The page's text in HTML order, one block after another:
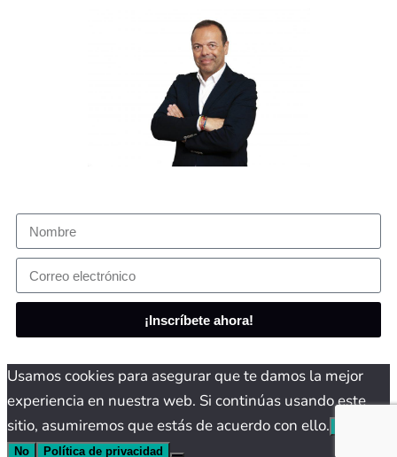
¡Inscríbete ahora!
Usamos cookies para asegurar que te damos la mejor
experiencia en nuestra web. Si continúas usando este
sitio, asumiremos que estás de acuerdo con ello.
No
Política de privacidad